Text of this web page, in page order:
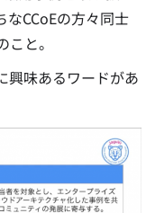
CCoEの方々同士
と。
興味あるワードがあ